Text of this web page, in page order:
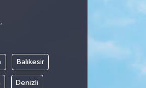
Balıkesir
Denizli